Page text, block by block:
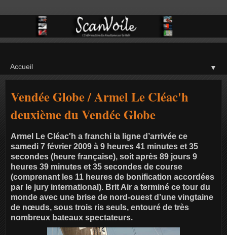
▼
Vendée Globe / Armel Le Cléac'h
deuxième du Vendée Globe
Armel Le Cléac'h a franchi la ligne d’arrivée ce
samedi 7 février 2009 à 9 heures 41 minutes et 35
secondes (heure française), soit après 89 jours 9
heures 39 minutes et 35 secondes de course
(comprenant les 11 heures de bonification accordées
par le jury international). Brit Air a terminé ce tour du
monde avec une brise de nord-ouest d’une vingtaine
de nœuds, sous trois ris seuls, entouré de très
nombreux bateaux spectateurs.